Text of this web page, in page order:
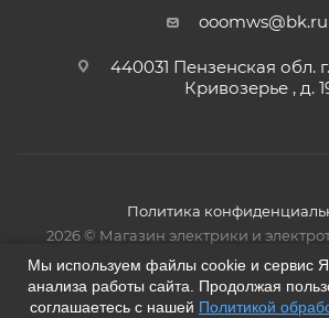
ooomws@bk.ru
440031 Пензенская обл.
Кривозерье , д.
Политика
2026 © Магазин электрики и
Мы используем файлы cookie и сервис
анализа работы сайта. Продолжая
соглашаетесь с нашей Политикой